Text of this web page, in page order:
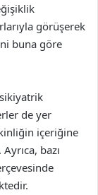
görüşerek
buna göre
de yer
içeriğine
bazı